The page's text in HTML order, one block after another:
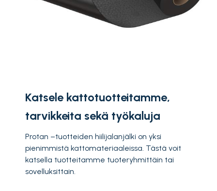
Katsele kattotuotteitamme,
tarvikkeita sekä työkaluja
Protan –tuotteiden hiilijalanjälki on yksi
pienimmistä kattomateriaaleissa. Tästä voit
katsella tuotteitamme tuoteryhmittäin tai
sovelluksittain.